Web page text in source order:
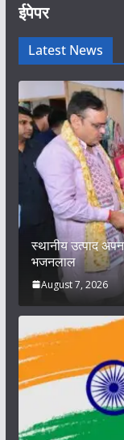
ईपेपर
Latest News
स्थानीय उत्पाद
भजनलाल
August 7, 2026